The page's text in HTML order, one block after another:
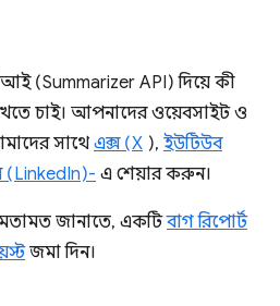
(Summarizer API) দিয়ে কী
চাই। আপনাদের ওয়েবসাইট ও
সাথে এক্স (X ), ইউটিউব
(LinkedIn)- এ শেয়ার করুন।
মতামত জানাতে, একটিবাগ রিপোর্ট
জমা দিন।